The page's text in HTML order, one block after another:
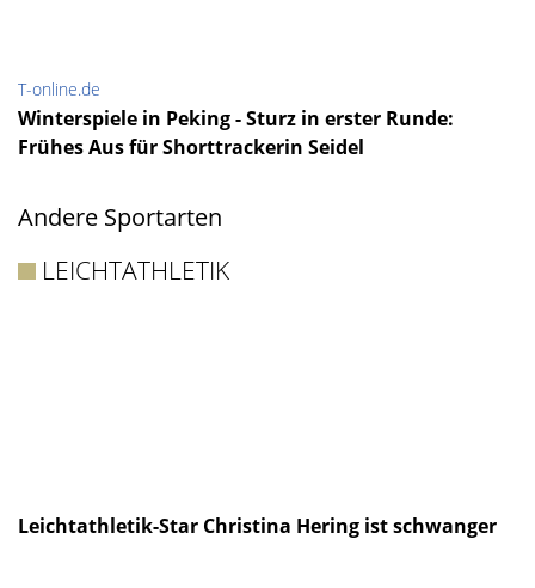
T-online.de
Winterspiele in Peking - Sturz in erster Runde:
Frühes Aus für Shorttrackerin Seidel
Andere Sportarten
LEICHTATHLETIK
Leichtathletik-Star Christina Hering ist schwanger